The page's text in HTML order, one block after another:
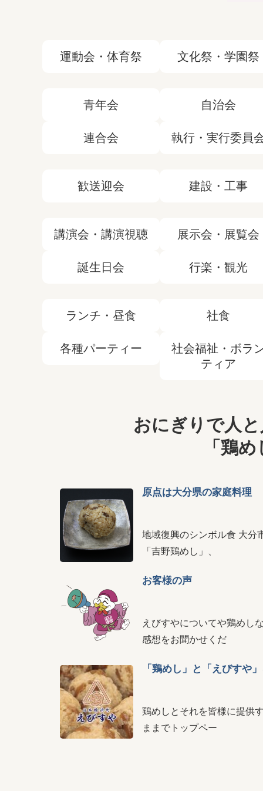
運動会・体育祭 文化祭・学園祭
青年会 自治会
連合会 執行・実行委員
歓送迎会 建設・工事
講演会・講演視聴 展示会・展覧会
誕生日会 行楽・観光
ランチ・昼食 社食
各種パーティー
社会福祉・ボラ
ティア
おにぎりで人
「鶏
原点は大分県の家庭料理
地域復興のシンボル食 大分
「吉野鶏めし」、
お客様の声
えびすやについてや鶏めし
感想をお聞かせくだ
「鶏めし」と「えびすや
鶏めしとそれを皆様に提供
ままでトップペー